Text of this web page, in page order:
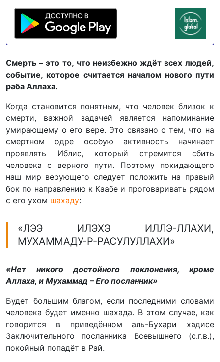
Смерть – это то, что неизбежно ждёт всех людей,
событие, которое считается началом нового пути
раба Аллаха.
Когда становится понятным, что человек близок к
смерти, важной задачей является напоминание
умирающему о его вере. Это связано с тем, что на
смертном одре особую активность начинает
проявлять Иблис, который стремится сбить
человека с верного пути. Поэтому покидающего
наш мир верующего следует положить на правый
бок по направлению к Каабе и проговаривать рядом
с его ухом шахаду:
«ЛЭЭ ИЛЭХЭ ИЛЛЭ-ЛЛАХИ,
МУХАММАДУ-Р-РАСУЛУЛЛАХИ»
«Нет никого достойного поклонения, кроме
Аллаха, и Мухаммад – Его посланник»
Будет большим благом, если последними словами
человека будет именно шахада. В этом случае, как
говорится в приведённом аль-Бухари хадисе
Заключительного посланника Всевышнего (с.г.в.),
покойный попадёт в Рай.